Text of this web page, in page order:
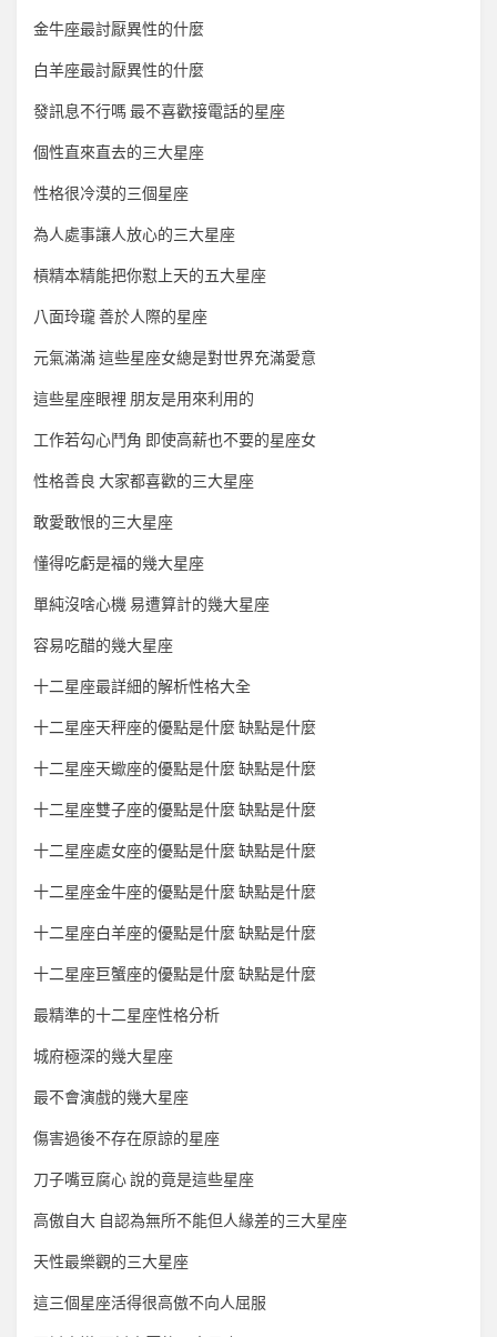
金牛座最討厭異性的什麼
白羊座最討厭異性的什麼
發訊息不行嗎 最不喜歡接電話的星座
個性直來直去的三大星座
性格很冷漠的三個星座
為人處事讓人放心的三大星座
槓精本精能把你懟上天的五大星座
八面玲瓏 善於人際的星座
元氣滿滿 這些星座女總是對世界充滿愛意
這些星座眼裡 朋友是用來利用的
工作若勾心鬥角 即使高薪也不要的星座女
性格善良 大家都喜歡的三大星座
敢愛敢恨的三大星座
懂得吃虧是福的幾大星座
單純沒啥心機 易遭算計的幾大星座
容易吃醋的幾大星座
十二星座最詳細的解析性格大全
十二星座天秤座的優點是什麼 缺點是什麼
十二星座天蠍座的優點是什麼 缺點是什麼
十二星座雙子座的優點是什麼 缺點是什麼
十二星座處女座的優點是什麼 缺點是什麼
十二星座金牛座的優點是什麼 缺點是什麼
十二星座白羊座的優點是什麼 缺點是什麼
十二星座巨蟹座的優點是什麼 缺點是什麼
最精準的十二星座性格分析
城府極深的幾大星座
最不會演戲的幾大星座
傷害過後不存在原諒的星座
刀子嘴豆腐心 說的竟是這些星座
高傲自大 自認為無所不能但人緣差的三大星座
天性最樂觀的三大星座
這三個星座活得很高傲不向人屈服